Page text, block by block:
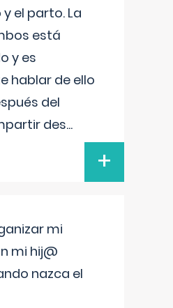
el parto. La
está
y es
hablar de ello
del
des...
+
mi
mi hij@
nazca el